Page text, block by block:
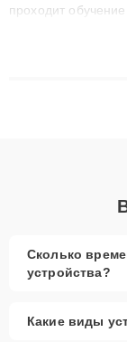
проходит
сохранением
Сколько
устройства?
Какие виды